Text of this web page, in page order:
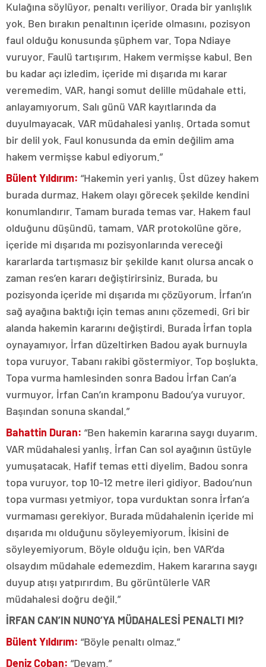
Kulağına söylüyor, penaltı veriliyor. Orada bir yanlışlık
yok. Ben bırakın penaltının içeride olmasını, pozisyon
faul olduğu konusunda şüphem var. Topa Ndiaye
vuruyor. Faulü tartışırım. Hakem vermişse kabul. Ben
bu kadar açı izledim, içeride mi dışarıda mı karar
veremedim. VAR, hangi somut delille müdahale etti,
anlayamıyorum. Salı günü VAR kayıtlarında da
duyulmayacak. VAR müdahalesi yanlış. Ortada somut
bir delil yok. Faul konusunda da emin değilim ama
hakem vermişse kabul ediyorum.”
Bülent Yıldırım: “Hakemin yeri yanlış. Üst düzey hakem
burada durmaz. Hakem olayı görecek şekilde kendini
konumlandırır. Tamam burada temas var. Hakem faul
olduğunu düşündü, tamam. VAR protokolüne göre,
içeride mi dışarıda mı pozisyonlarında vereceği
kararlarda tartışmasız bir şekilde kanıt olursa ancak o
zaman res’en kararı değiştirirsiniz. Burada, bu
pozisyonda içeride mi dışarıda mı çözüyorum. İrfan’ın
sağ ayağına baktığı için temas anını çözemedi. Gri bir
alanda hakemin kararını değiştirdi. Burada İrfan topla
oynayamıyor, İrfan düzeltirken Badou ayak burnuyla
topa vuruyor. Tabanı rakibi göstermiyor. Top boşlukta.
Topa vurma hamlesinden sonra Badou İrfan Can’a
vurmuyor, İrfan Can’ın kramponu Badou’ya vuruyor.
Başından sonuna skandal.”
Bahattin Duran: “Ben hakemin kararına saygı duyarım.
VAR müdahalesi yanlış. İrfan Can sol ayağının üstüyle
yumuşatacak. Hafif temas etti diyelim. Badou sonra
topa vuruyor, top 10-12 metre ileri gidiyor. Badou’nun
topa vurması yetmiyor, topa vurduktan sonra İrfan’a
vurmaması gerekiyor. Burada müdahalenin içeride mi
dışarıda mı olduğunu söyleyemiyorum. İkisini de
söyleyemiyorum. Böyle olduğu için, ben VAR’da
olsaydım müdahale edemezdim. Hakem kararına saygı
duyup atışı yatpırırdım. Bu görüntülerle VAR
müdahalesi doğru değil.”
İRFAN CAN’IN NUNO’YA MÜDAHALESİ PENALTI MI?
Bülent Yıldırım: “Böyle penaltı olmaz.”
Deniz Çoban: “Devam.”